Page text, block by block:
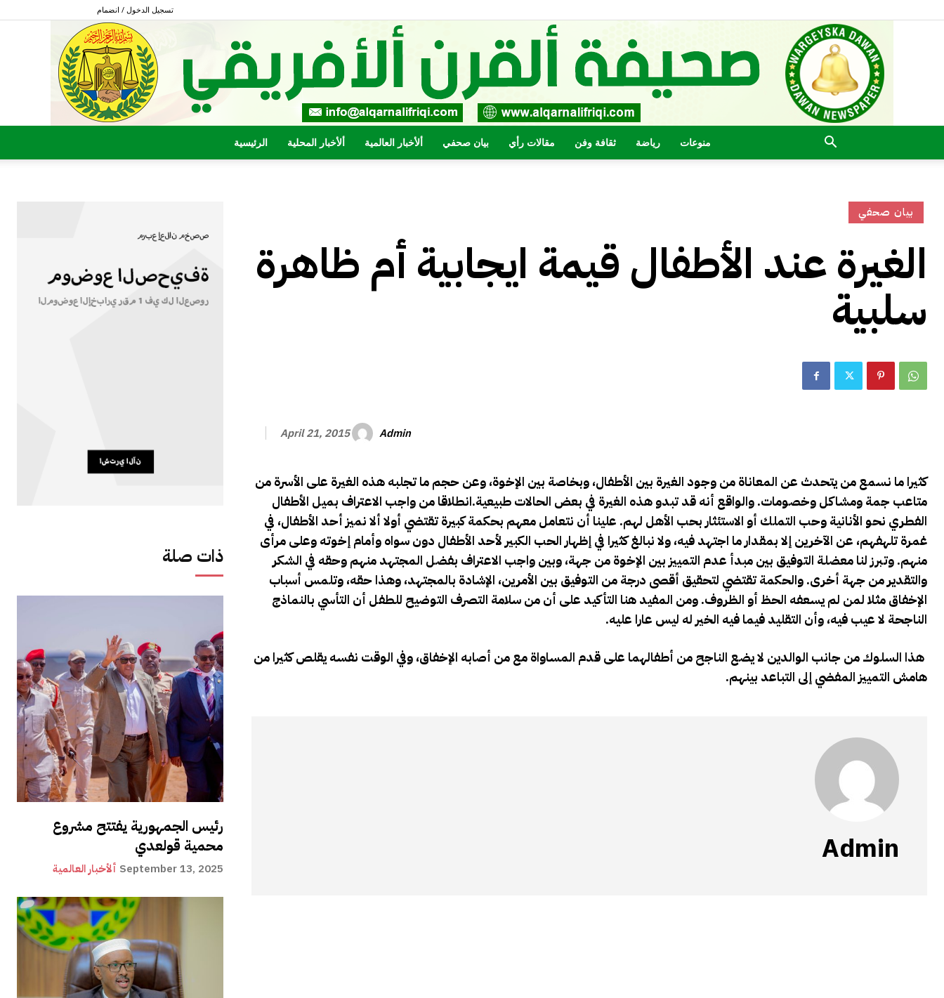
تسجيل الدخول / انضمام
القرن
الرئيسية ألأخبار المحلية ألأخبار العالمية بيان صحفي مقالات رأي ثقافة وفن رياضة منوعات
ذات صلة
رئيس الجمهورية يفتتح مشروع
محمية قولعدي
ألأخبار العالمية September 13, 2025
بيان صحفي
الغيرة عند الأطفال قيمة ايجابية أم ظاهرة
سلبية
April 21, 2015 Admin
كثيرا ما نسمع من يتحدث عن المعاناة من وجود الغيرة بين الأطفال، وبخاصة بين الإخوة، وعن حجم ما تجلبه هذه الغيرة على الأسرة من
متاعب جمة ومشاكل وخصومات. والواقع أنه قد تبدو هذه الغيرة في بعض الحالات طبيعية.انطلاقا من واجب الاعتراف بميل الأطفال
الفطري نحو الأنانية وحب التملك أو الاستئثار بحب الأهل لهم. علينا أن نتعامل معهم بحكمة كبيرة تقتضي أولا ألا نميز أحد الأطفال، في
غمرة تلهفهم، عن الآخرين إلا بمقدار ما اجتهد فيه، ولا نبالغ كثيرا في إظهار الحب الكبير لأحد الأطفال دون سواه وأمام إخوته وعلى مرأى
منهم. وتبرز لنا معضلة التوفيق بين مبدأ عدم التمييز بين الإخوة من جهة، وبين واجب الاعتراف بفضل المجتهد منهم وحقه في الشكر
والتقدير من جهة أخرى. والحكمة تقتضي لتحقيق أقصى درجةمن التوفيق بين الأمرين، الإشادة بالمجتهد، وهذا حقه، وتلمس أسباب
الإخفاق مثلا لمن لم يسعفه الحظ أو الظروف. ومن المفيد هنا التأكيد على أن من سلامة التصرف التوضيح للطفل أن التأسي بالنماذج
الناجحة لا عيب فيه، وأن التقليد فيما فيه الخير له ليس عارا عليه.
هذا السلوك من جانب الوالدين لا يضع الناجح من أطفالهما علىقدم المساواة مع من أصابه الإخفاق، وفي الوقت نفسه يقلص كثيرا من
هامش التمييز المفضي إلى التباعد بينهم.
Admin